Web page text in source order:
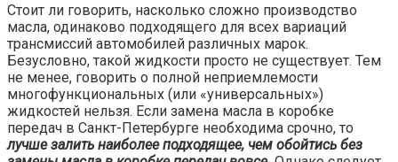
Стоит ли говорить, насколько сложно производство
масла, одинаково подходящего для всех вариаций
трансмиссий автомобилей различных марок.
Безусловно, такой жидкости просто не существует. Тем
не менее, говорить о полной неприемлемости
многофункциональных (или «универсальных»)
жидкостей нельзя. Если замена масла в коробке
передач в Санкт-Петербурге необходима срочно, то
лучше залить наиболее подходящее, чем обойтись без